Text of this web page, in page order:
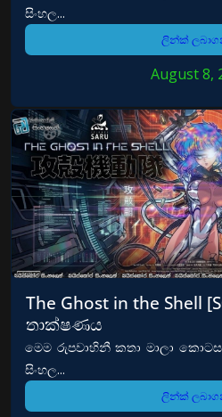
සිංහල...
ලින්ක්
August 8,
The Ghost in the Shell
තාක්ෂණය
මෙම රුපවාහිනී කතා මාලා
සිංහල...
ලින්ක්